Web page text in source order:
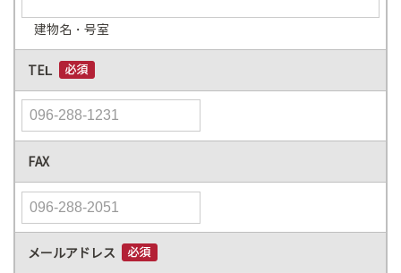
建物名・号室
TEL
FAX
メールアドレス